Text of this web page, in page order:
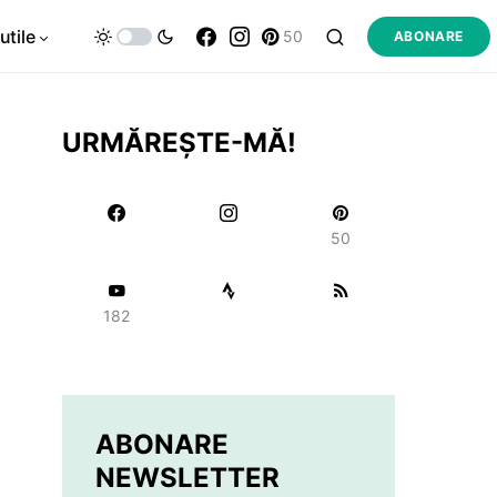
50 ABONARE
URMĂREȘTE-MĂ!
50
182
ABONARE
NEWSLETTER